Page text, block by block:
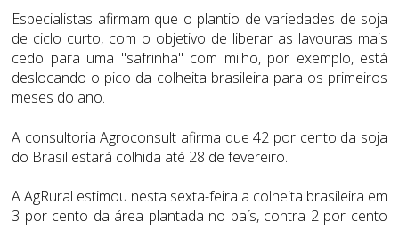
Especialistas afirmam que o plantio de variedades de soja
de ciclo curto, com o objetivo de liberar as lavouras mais
cedo para uma "safrinha" com milho, por exemplo, está
deslocando o pico da colheita brasileira para os primeiros
meses do ano.
A consultoria Agroconsult afirma que 42 por cento da soja
do Brasil estará colhida até 28 de fevereiro.
A AgRural estimou nesta sexta-feira a colheita brasileira em
3 por cento da área plantada no país, contra 2 por cento